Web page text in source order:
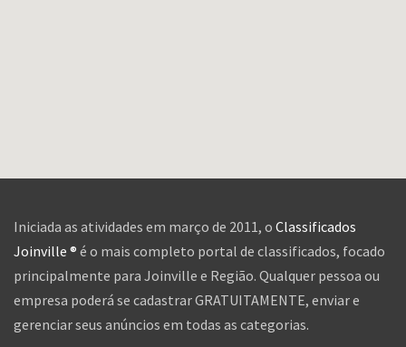
Iniciada as atividades em março de 2011, o Classificados
Joinville ® é o mais completo portal de classificados, focado
principalmente para Joinville e Região. Qualquer pessoa ou
empresa poderá se cadastrar GRATUITAMENTE, enviar e
gerenciar seus anúncios em todas as categorias.